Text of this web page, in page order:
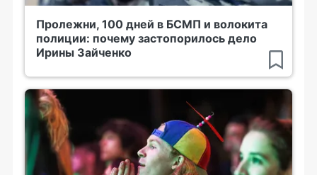
Пролежни, 100 дней в БСМП и волокита
полиции: почему застопорилось дело
Ирины Зайченко